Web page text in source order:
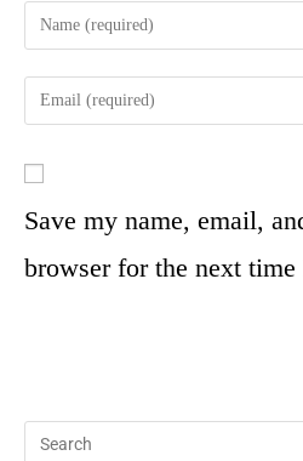
Save my name, email,
browser for the next time